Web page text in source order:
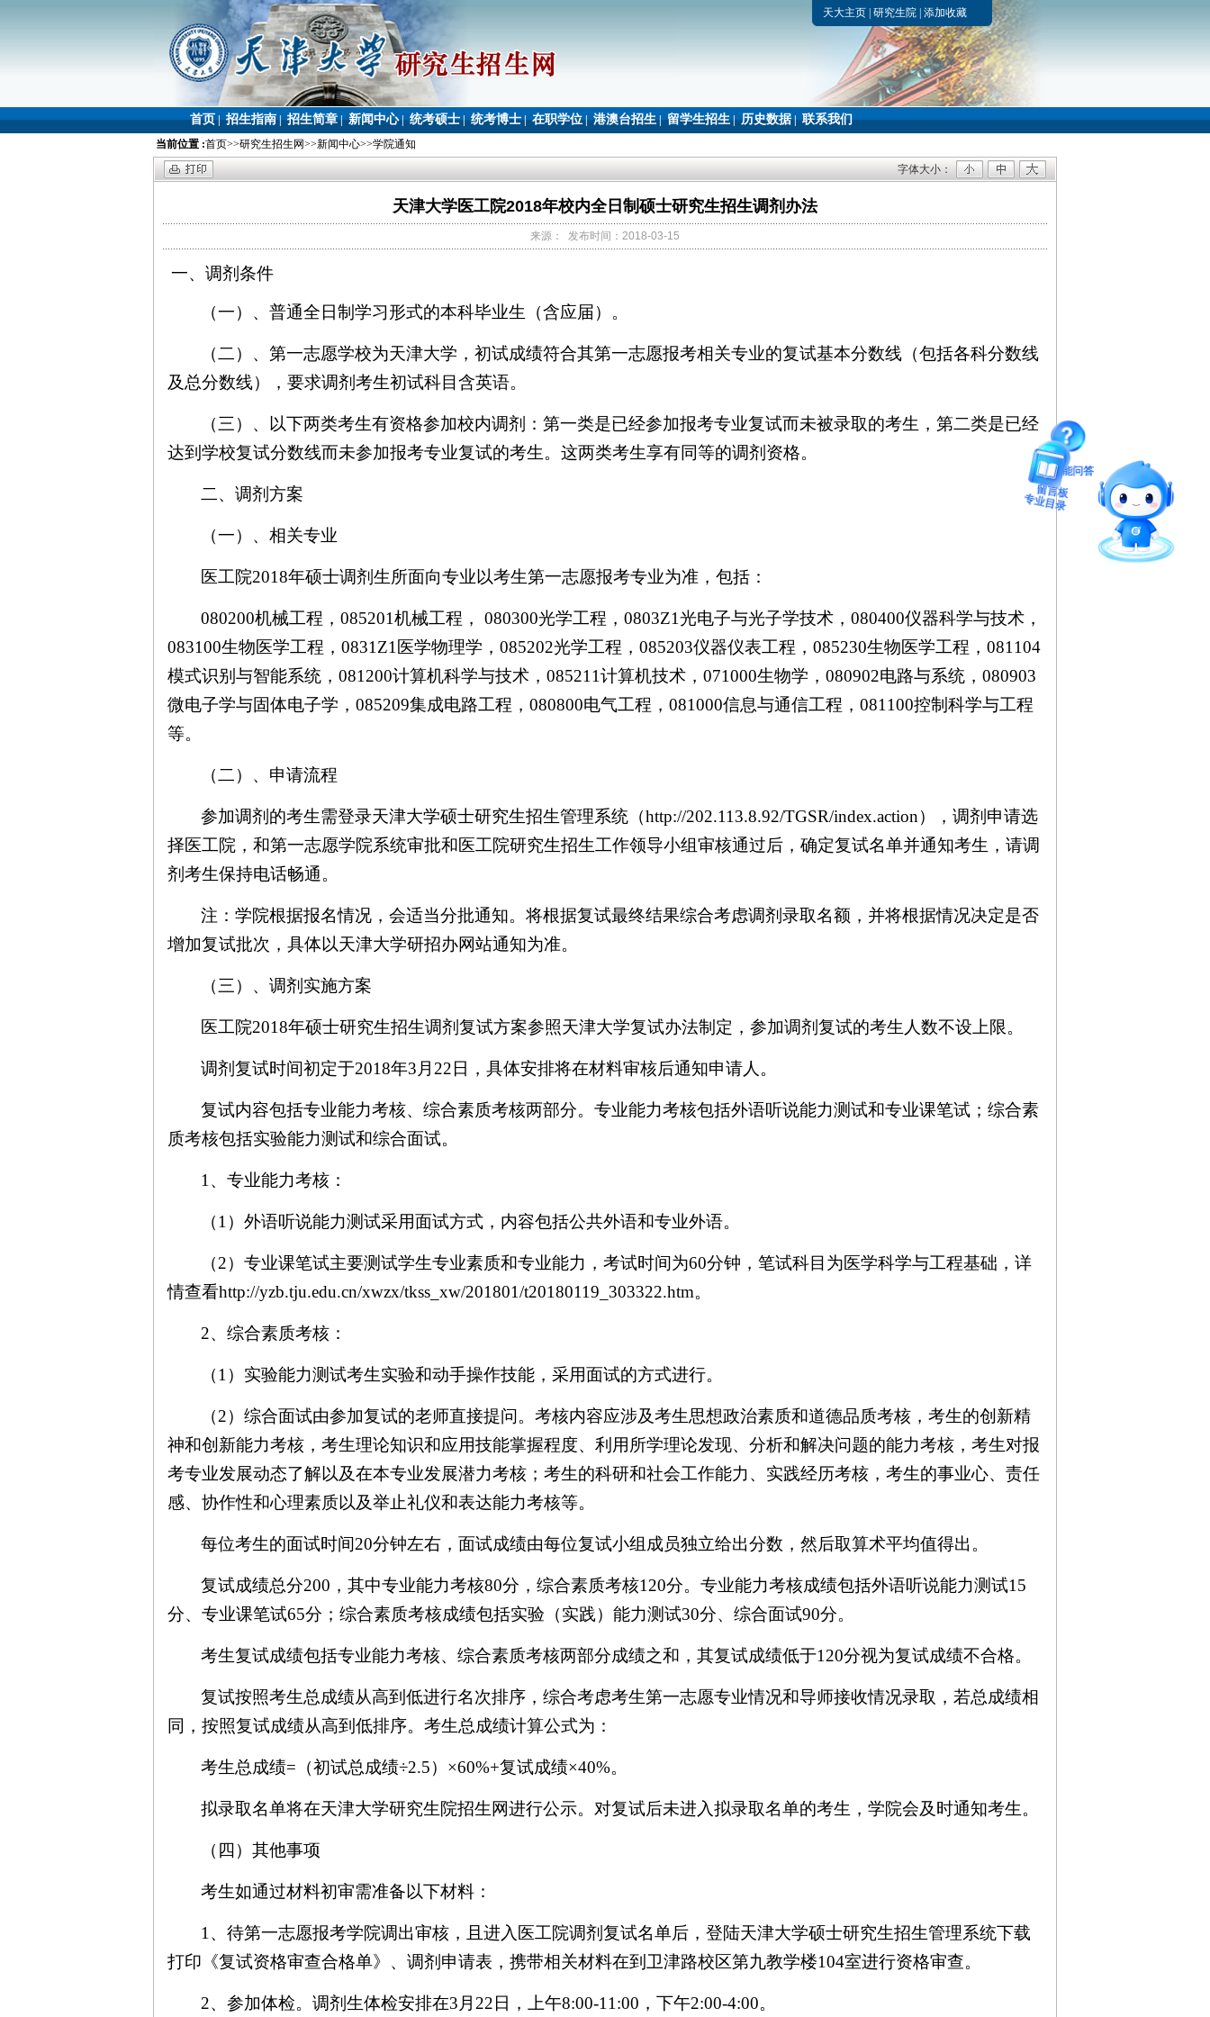
天大主页 研究生院 添加收藏
首页 | 招生指南 | 招生简章 | 新闻中心 | 统考硕士 | 统考博士 | 在职学位 | 港澳台招生 | 留学生招生 | 历史数据 | 联系我们
当前位置 :首页>>研究生招生网>>新闻中心>>学院通知
字体大小：
天津大学医工院2018年校内全日制硕士研究生招生调剂办法
来源： 发布时间：2018-03-15
一、调剂条件
（一）、普通全日制学习形式的本科毕业生（含应届）。
（二）、第一志愿学校为天津大学，初试成绩符合其第一志愿报考相关专业的复试基本分数线（包括各科分数线
及总分数线），要求调剂考生初试科目含英语。
（三）、
以下两类考生有资格参加校内调剂：第一类是已经参加报考专业复试而未被录取的考生，第二类是已经
达到学校复试分数线而未参加报考专业复试的考生。这两类考生享有同等的调剂资格。
二、调剂方案
（一）、相关专业
医工院2018年硕士调剂生所面向专业以考生第一志愿报考专业为准，包括：
080200机械工程，085201机械工程， 080300光学工程，0803Z1光电子与光子学技术，080400仪器科学与技术，
083100生物医学工程， 0831Z1 医学物理学， 085202光学工程， 085203仪器仪表工程， 085230生物医学工程， 081104
模式识别与智能系统， 081200计算机科学与技术， 085211计算机技术， 071000生物学， 080902电路与系统， 080903
微电子学与固体电子学， 085209集成电路工程， 080800电气工程， 081000信息与通信工程， 081100控制科学与工程
等。
（二）、申请流程
参加调剂的考生需登录天津大学硕士研究生招生管理系统（http://202.113.8.92/TGSR/index.action），调剂申请选
择医工院，和第一志愿学院系统审批和医工院研究生招生工作领导小组审核通过后，确定复试名单并通知考生，请调
剂考生保持电话畅通。
注：学院根据报名情况，会适当分批通知。将根据复试最终结果综合考虑调剂录取名额，并将根据情况决定是否
增加复试批次，具体以天津大学研招办网站通知为准。
（三）、调剂实施方案
医工院2018年硕士研究生招生调剂复试方案参照天津大学复试办法制定，参加调剂复试的考生人数不设上限。
调剂复试时间初定于2018年3 月 22 日，具体安排将在材料审核后通知申请人。
复试内容包括专业能力考核、综合素质考核两部分。专业能力考核包括外语听说能力测试和专业课笔试；综合素
质考核包括实验能力测试和综合面试。
1 、专业能力考核：
（1 ）外语听说能力测试采用面试方式，内容包括公共外语和专业外语。
（2）专业课笔试主要测试学生专业素质和专业能力，考试时间为60分钟，笔试科目为医学科学与工程基础，详
情查看http://yzb.tju.edu.cn/xwzx/tkss_xw/201801/t20180119_303322.htm。
2、综合素质考核：
（1 ）实验能力测试考生实验和动手操作技能，采用面试的方式进行。
（2）综合面试由参加复试的老师直接提问。考核内容应涉及考生思想政治素质和道德品质考核，考生的创新精
神和创新能力考核，考生理论知识和应用技能掌握程度、利用所学理论发现、分析和解决问题的能力考核，考生对报
考专业发展动态了解以及在本专业发展潜力考核；考生的科研和社会工作能力、实践经历考核，考生的事业心、责任
感、协作性和心理素质以及举止礼仪和表达能力考核等。
每位考生的面试时间20分钟左右，面试成绩由每位复试小组成员独立给出分数，然后取算术平均值得出。
复试成绩总分200 ，其中专业能力考核80分，综合素质考核120分。专业能力考核成绩包括外语听说能力测试15
分、专业课笔试65分；综合素质考核成绩包括实验（实践）能力测试30分、综合面试90分。
考生复试成绩包括专业能力考核、综合素质考核两部分成绩之和，其复试成绩低于120分视为复试成绩不合格。
复试按照考生总成绩从高到低进行名次排序，综合考虑考生第一志愿专业情况和导师接收情况录取，若总成绩相
同，按照复试成绩从高到低排序。考生总成绩计算公式为：
考生总成绩= （初试总成绩÷2.5）×60%+复试成绩×40%。
拟录取名单将在天津大学研究生院招生网进行公示。对复试后未进入拟录取名单的考生，学院会及时通知考生。
（四）其他事项
考生如通过材料初审需准备以下材料：
1 、待第一志愿报考学院调出审核，且进入医工院调剂复试名单后，登陆天津大学硕士研究生招生管理系统下载
打印《复试资格审查合格单》、调剂申请表，携带相关材料在到卫津路校区第九教学楼104室进行资格审查。
2、参加体检。调剂生体检安排在3 月 22 日，上午8:00-11:00 ，下午2:00-4:00。
智能问答